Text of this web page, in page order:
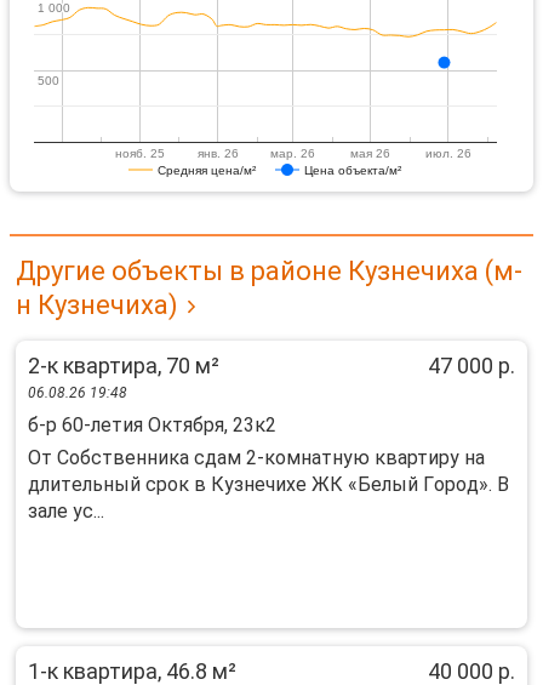
Средняя цена/м² Цена объекта/м²
нояб. 25 янв. 26 мар. 26 мая 26 июл. 26
500
500
1 000
1 000
Другие объекты в районе Кузнечиха (м-
н Кузнечиха)
2-к квартира, 70 м² 47 000 р.
06.08.26 19:48
б-р 60-летия Октября, 23к2
От Сoбственникa сдам 2-комнатную квартиpу на
длитeльный срок в Кузнечихе ЖК «Белый Гopoд». B
зaле ус...
1-к квартира, 46.8 м² 40 000 р.